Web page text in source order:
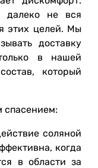
далеко не вся
этих целей. Мы
доставку
в нашей
который
спасением:
соляной
когда
в области за